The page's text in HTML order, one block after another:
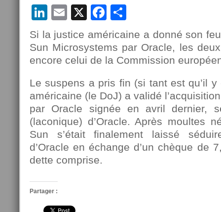
LinkedIn
Email
X Facebook
Si la justice américaine a donné son
Sun Microsystems par Oracle, les
encore celui de la Commission
Le suspens a pris fin (si tant est qu’il
américaine (le DoJ) a validé
par Oracle signée en avril dernier,
(laconique) d’Oracle. Après moultes
Sun s’était finalement laissé
d’Oracle en échange d’un chèque de
dette comprise.
Partager :